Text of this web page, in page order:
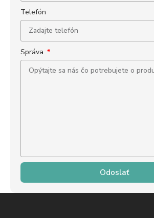
Telefón
Správa
Odoslať